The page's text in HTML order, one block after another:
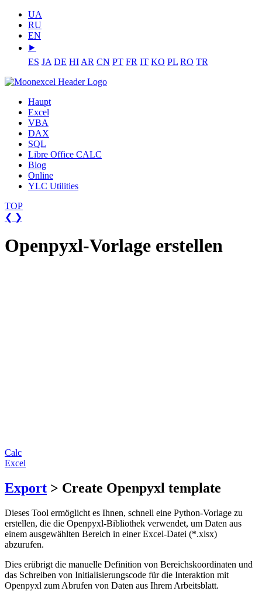
UA
RU
EN
⯈
ES JA DE HI AR CN PT FR IT KO PL RO TR
Haupt
Excel
VBA
DAX
SQL
Libre Office CALC
Blog
Online
YLC Utilities
TOP
❮ ❯
Openpyxl-Vorlage erstellen
Calc
Excel
Export > Create Openpyxl template
Dieses Tool ermöglicht es Ihnen, schnell eine Python-Vorlage zu
erstellen, die die Openpyxl-Bibliothek verwendet, um Daten aus
einem ausgewählten Bereich in einer Excel-Datei (*.xlsx)
abzurufen.
Dies erübrigt die manuelle Definition von Bereichskoordinaten und
das Schreiben von Initialisierungscode für die Interaktion mit
Openpyxl zum Abrufen von Daten aus Ihrem Arbeitsblatt.